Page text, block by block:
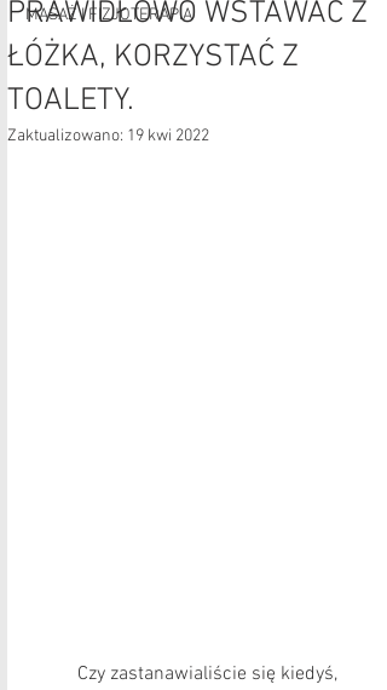
MASAŻ I FIZJOTERAPIA
PRAWIDŁOWO WSTAWAĆ Z
ŁÓŻKA, KORZYSTAĆ Z
TOALETY.
Zaktualizowano: 19 kwi 2022
Czy zastanawialiście się kiedyś,